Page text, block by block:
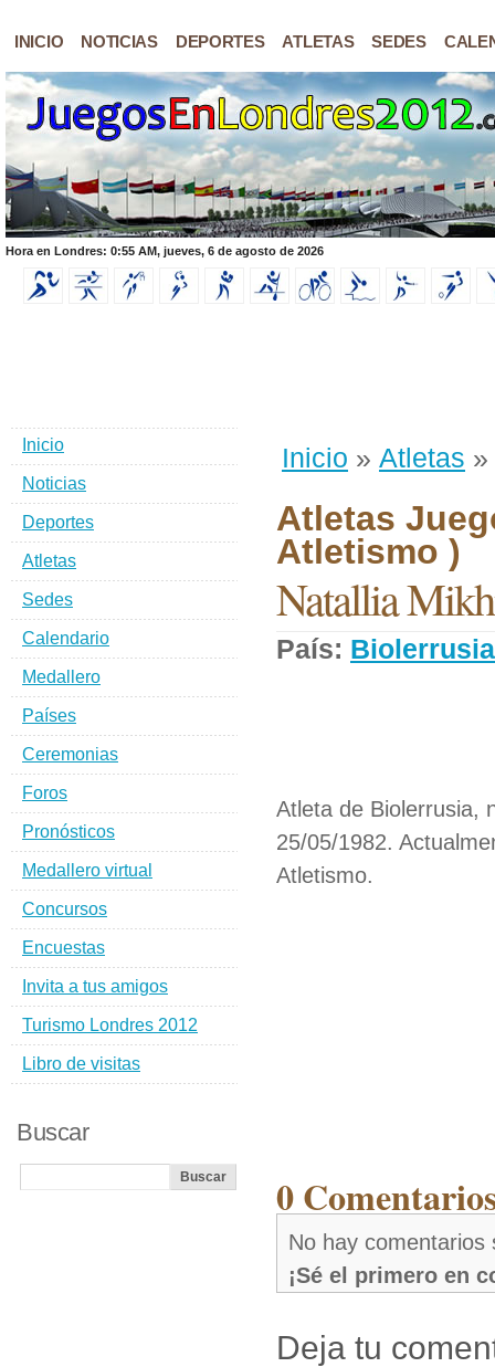
INICIO NOTICIAS DEPORTES ATLETAS SEDES
Hora en Londres: 0:55 AM, jueves, 6 de agosto de 2026
Inicio » Atletas
Atletas
Atletismo )
Natallia
País: Biolerrusia
Atleta de Biolerrusia,
25/05/1982.
Atletismo.
0
No hay comentarios
¡Sé el primero en
Deja tu
Inicio
Noticias
Deportes
Atletas
Sedes
Calendario
Medallero
Países
Ceremonias
Foros
Pronósticos
Medallero virtual
Concursos
Encuestas
Invita a tus amigos
Turismo Londres 2012
Libro de visitas
Buscar